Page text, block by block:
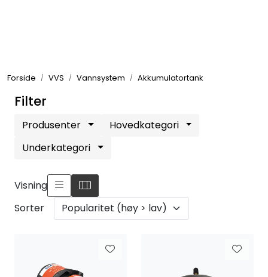
Forside VVS Vannsystem Akkumulatortank
Filter
Produsenter
Hovedkategori
Underkategori
Visning
Sorter
Bygg/Innredning
VVS
Fortøyning